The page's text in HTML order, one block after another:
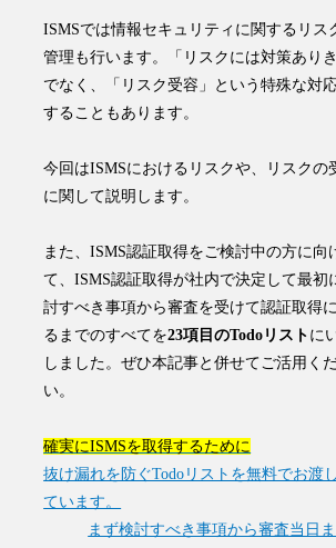
ISMSでは情報セキュリティに関するリス
管理も行います。「リスクには対策ありき
でなく、「リスク受容」という特殊な対
することもあります。
今回はISMSにおけるリスクや、リスクの
に関して説明します。
また、ISMS認証取得をご検討中の方に向
て、ISMS認証取得が社内で決定して最初
討すべき事項から審査を受けて認証取得
るまでのすべてを23項目のTodoリスト に
しました。ぜひ本記事と併せてご活用く
い。
確実にISMSを取得するために
抜け漏れを防ぐTodoリストを無料でお渡
ています。
まず検討すべき事項から審査当日